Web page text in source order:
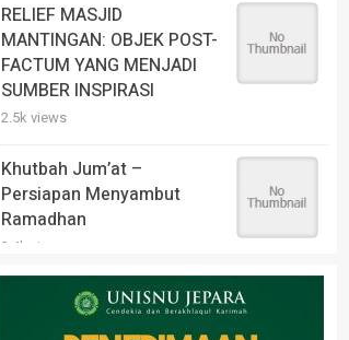
RELIEF MASJID
MANTINGAN: OBJEK POST-
FACTUM YANG MENJADI
SUMBER INSPIRASI
2.5k views
Khutbah Jum’at –
Persiapan Menyambut
Ramadhan
2.4k views
Mengenang Dahsyatnya
Pertempuran Pati Unus